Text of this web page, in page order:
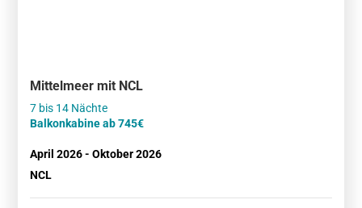
Mittelmeer mit NCL
Balkonkabine ab 745€
April 2026 - Oktober 2026
NCL